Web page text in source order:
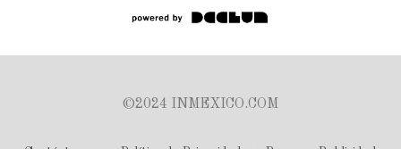
©2024 INMEXICO.COM